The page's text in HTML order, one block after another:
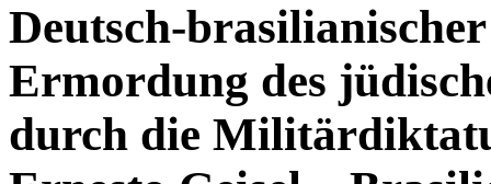
Deutsch-
Ermordung des
durch die